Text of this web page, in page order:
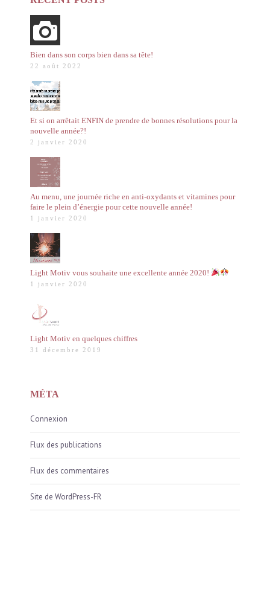
Bien dans son corps bien dans sa tête!
22 août 2022
Et si on arrêtait ENFIN de prendre de bonnes résolutions pour la
nouvelle année?!
2 janvier 2020
Au menu, une journée riche en anti-oxydants et vitamines pour
faire le plein d’énergie pour cette nouvelle année!
1 janvier 2020
Light Motiv vous souhaite une excellente année 2020!
1 janvier 2020
Light Motiv en quelques chiffres
31 décembre 2019
MÉTA
Connexion
Flux des publications
Flux des commentaires
Site de WordPress-FR